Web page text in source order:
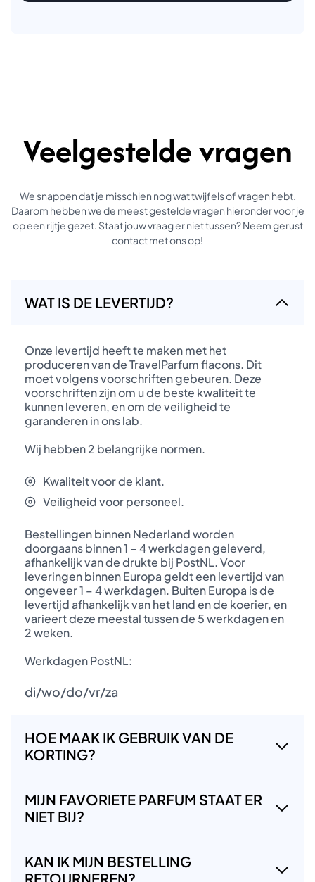
Veelgestelde vragen
We snappen dat je misschien nog wat twijfels of vragen hebt.
Daarom hebben we de meest gestelde vragen hieronder voor je
op een rijtje gezet. Staat jouw vraag er niet tussen? Neem gerust
contact met ons op!
WAT IS DE LEVERTIJD?
Onze levertijd heeft te maken met het
produceren van de TravelParfum flacons. Dit
moet volgens voorschriften gebeuren. Deze
voorschriften zijn om u de beste kwaliteit te
kunnen leveren, en om de veiligheid te
garanderen in ons lab.
Wij hebben 2 belangrijke normen.
Kwaliteit voor de klant.
Veiligheid voor personeel.
Bestellingen binnen Nederland worden
doorgaans binnen 1 – 4 werkdagen geleverd,
afhankelijk van de drukte bij PostNL. Voor
leveringen binnen Europa geldt een levertijd van
ongeveer 1 – 4 werkdagen. Buiten Europa is de
levertijd afhankelijk van het land en de koerier, en
varieert deze meestal tussen de 5 werkdagen en
2 weken.
Werkdagen PostNL:
di/wo/do/vr/za
HOE MAAK IK GEBRUIK VAN DE
KORTING?
MIJN FAVORIETE PARFUM STAAT ER
NIET BIJ?
KAN IK MIJN BESTELLING
RETOURNEREN?